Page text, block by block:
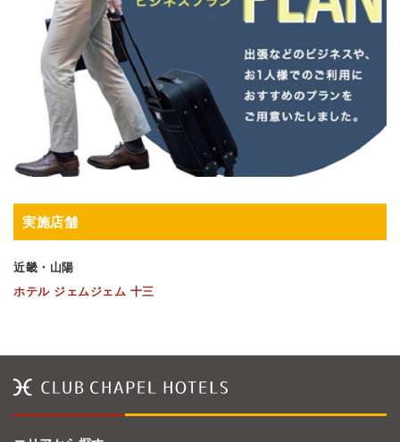
実施店舗
近畿・山陽
ホテル ジェムジェム 十三